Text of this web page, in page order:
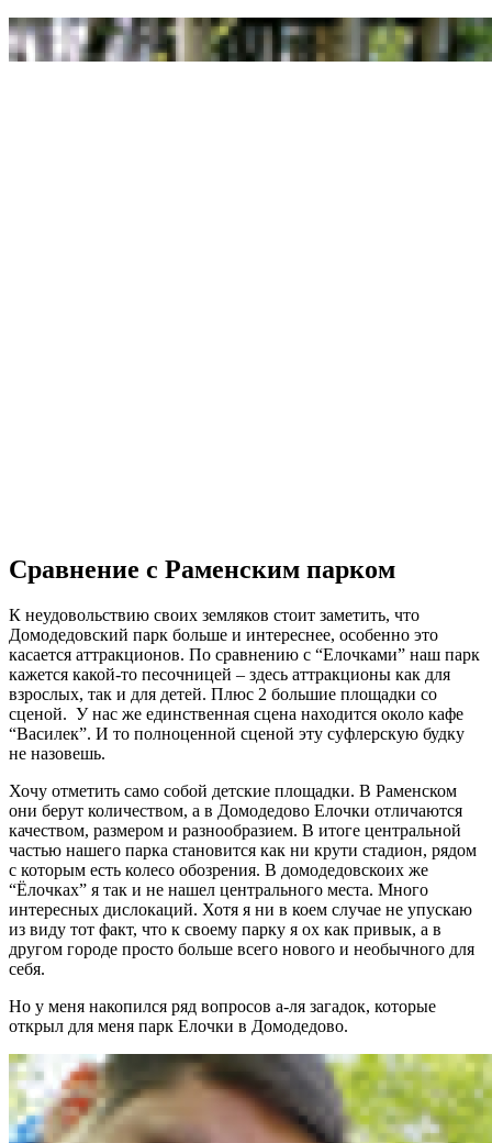
Сравнение с Раменским парком
К неудовольствию своих земляков стоит заметить, что
Домодедовский парк больше и интереснее, особенно это
касается аттракционов. По сравнению с “Елочками” наш парк
кажется какой-то песочницей – здесь аттракционы как для
взрослых, так и для детей. Плюс 2 большие площадки со
сценой. У нас же единственная сцена находится около кафе
“Василек”. И то полноценной сценой эту суфлерскую будку
не назовешь.
Хочу отметить само собой детские площадки. В Раменском
они берут количеством, а в Домодедово Елочки отличаются
качеством, размером и разнообразием. В итоге центральной
частью нашего парка становится как ни крути стадион, рядом
с которым есть колесо обозрения. В домодедовскоих же
“Ёлочках” я так и не нашел центрального места. Много
интересных дислокаций. Хотя я ни в коем случае не упускаю
из виду тот факт, что к своему парку я ох как привык, а в
другом городе просто больше всего нового и необычного для
себя.
Но у меня накопился ряд вопросов а-ля загадок, которые
открыл для меня парк Елочки в Домодедово.